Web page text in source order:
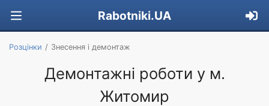
Rabotniki.UA
Розцінки Знесення і демонтаж
Демонтажні роботи у м.
Житомир